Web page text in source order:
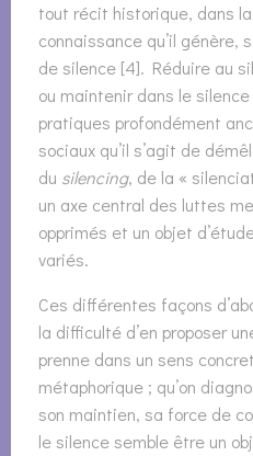
tout récit historique, dans
connaissance qu’il génère,
de silence [4]. Réduire au
ou maintenir dans le
pratiques profondément
sociaux qu’il s’agit de
du silencing, de la «
un axe central des luttes
opprimés et un objet
variés.
Ces différentes façons
la difficulté d’en proposer
prenne dans un sens
métaphorique ; qu’on
son maintien, sa force de
le silence semble être un